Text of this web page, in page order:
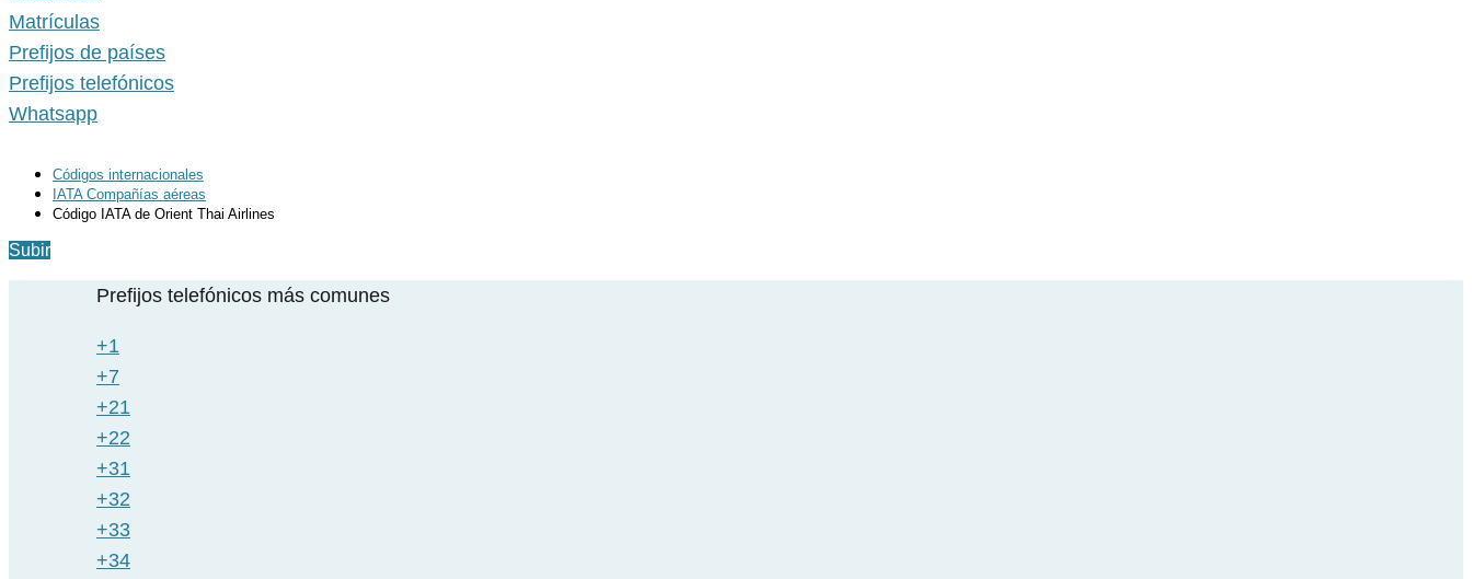
Matrículas
Prefijos de países
Prefijos telefónicos
Whatsapp
Códigos internacionales
IATA Compañías aéreas
Código IATA de Orient Thai Airlines
Subir
Prefijos telefónicos más comunes
+1
+7
+21
+22
+31
+32
+33
+34